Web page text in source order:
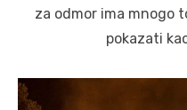
za odmor ima mnogo
pokazati